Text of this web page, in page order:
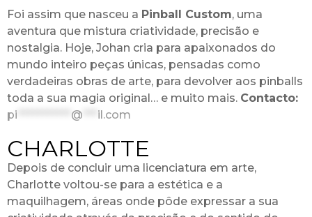
Foi assim que nasceu a Pinball Custom, uma
aventura que mistura criatividade, precisão e
nostalgia. Hoje, Johan cria para apaixonados do
mundo inteiro peças únicas, pensadas como
verdadeiras obras de arte, para devolver aos pinballs
toda a sua magia original… e muito mais. Contacto:
pi
@ il.com
CHARLOTTE
Depois de concluir uma licenciatura em arte,
Charlotte voltou-se para a estética e a
maquilhagem, áreas onde pôde expressar a sua